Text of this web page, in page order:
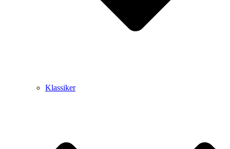
Klassiker